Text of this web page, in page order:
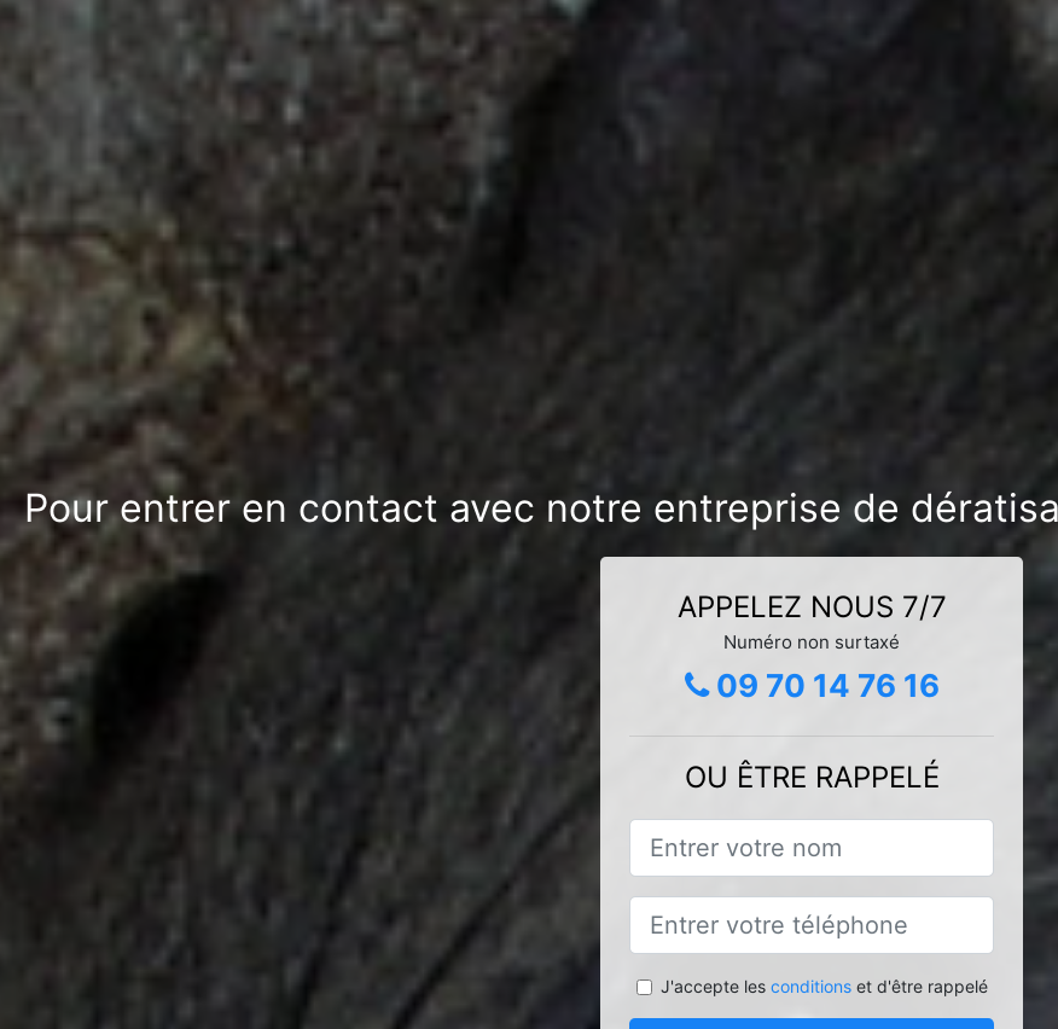
Pour entrer en contact avec notre entreprise de
APPELEZ NOUS 7/7
Numéro non surtaxé
09 70 14 76 16
OU ÊTRE RAPPELÉ
J'accepte les conditionset d'être rappelé